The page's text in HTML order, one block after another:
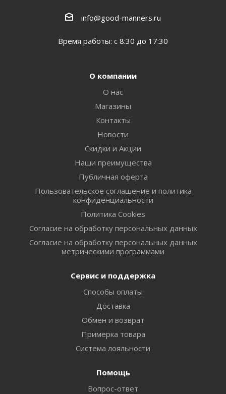
info@good-manners.ru
Время работы: с 8:30 до 17:30
О компании
О нас
Магазины
Контакты
Новости
Скидки и Акции
Наши преимущества
Публичная оферта
Пользовательское соглашение и политика
конфиденциальности
Политика Cookies
Согласие на обработку персональных данных
Согласие на обработку персональных данных
метрическими программами
Сервис и поддержка
Способы оплаты
Доставка
Обмен и возврат
Примерка товара
Система лояльности
Помощь
Вопрос-ответ